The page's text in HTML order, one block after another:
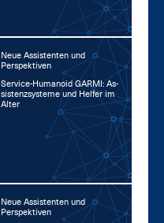
Neue Assistenten und
Perspektiven
Ser­vice-Hu­ma­no­id GAR­MI: As­
sis­tenz­sys­te­me und Hel­fer im
Al­ter
Neue Assistenten und
Perspektiven